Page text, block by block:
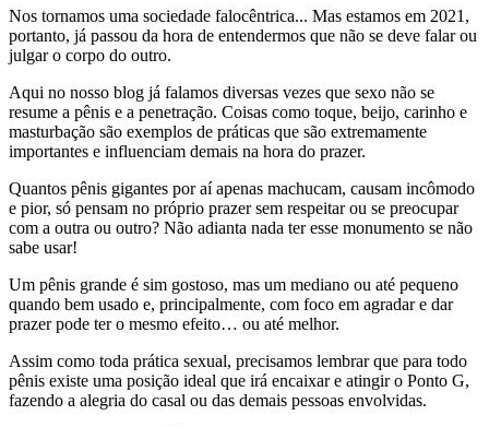
Nos tornamos uma sociedade falocêntrica... Mas estamos em 2021,
portanto, já passou da hora de entendermos que não se deve falar ou
julgar o corpo do outro.
Aqui no nosso blog já falamos diversas vezes que sexo não se
resume a pênis e a penetração. Coisas como toque, beijo, carinho e
masturbação são exemplos de práticas que são extremamente
importantes e influenciam demais na hora do prazer.
Quantos pênis gigantes por aí apenas machucam, causam incômodo
e pior, só pensam no próprio prazer sem respeitar ou se preocupar
com a outra ou outro? Não adianta nada ter esse monumento se não
sabe usar!
Um pênis grande é sim gostoso, mas um mediano ou até pequeno
quando bem usado e, principalmente, com foco em agradar e dar
prazer pode ter o mesmo efeito… ou até melhor.
Assim como toda prática sexual, precisamos lembrar que para todo
pênis existe uma posição ideal que irá encaixar e atingir o Ponto G,
fazendo a alegria do casal ou das demais pessoas envolvidas.